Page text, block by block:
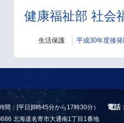
健康福祉部 社会
生活保護 平成30年度後
間：[平日]8時45分から17時30分） 電話
北海道名寄市大通南1丁目1番地